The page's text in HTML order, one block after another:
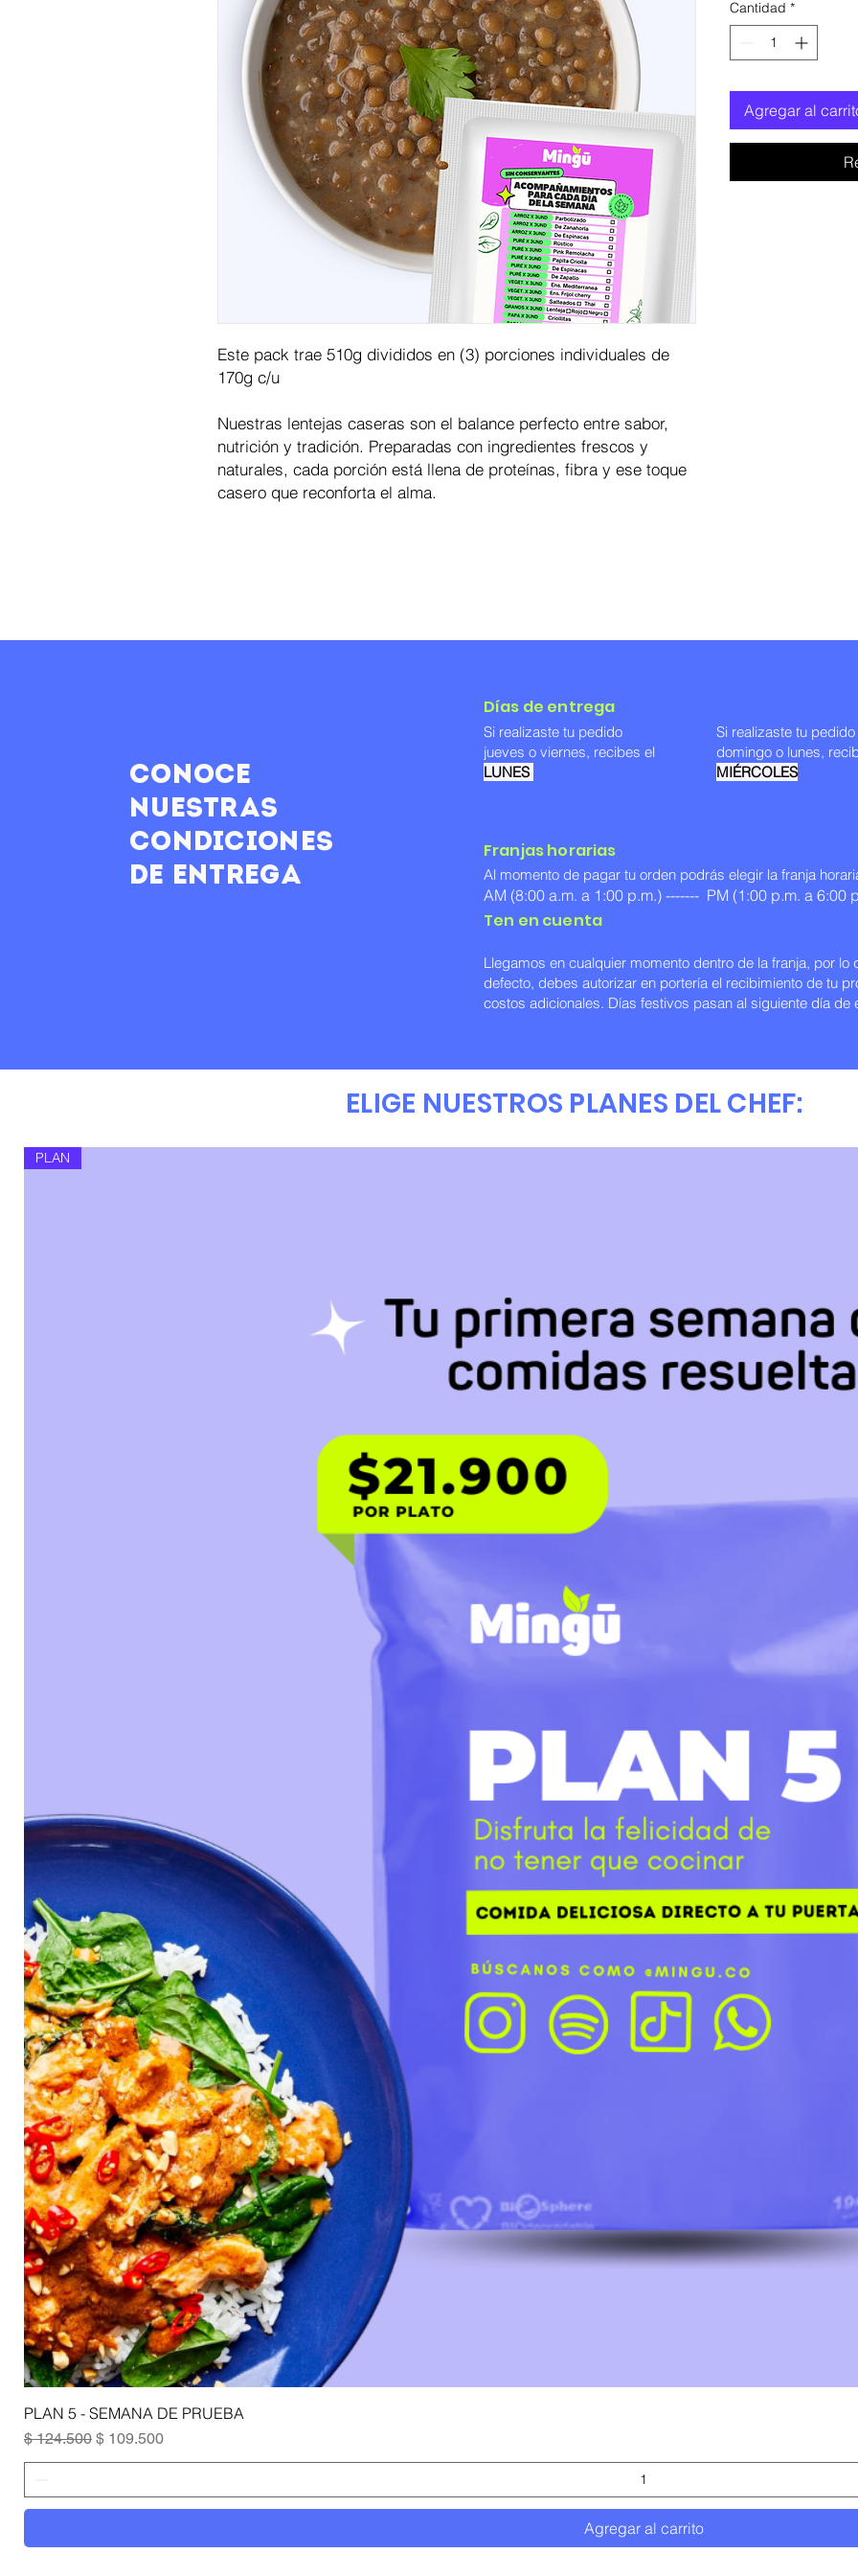
Este pack trae 510g divididos en (3) porciones individuales de
170g c/u
Nuestras lentejas caseras son el balance perfecto entre sabor,
nutrición y tradición. Preparadas con ingredientes frescos y
naturales, cada porción está llena de proteínas, fibra y ese toque
casero que reconforta el alma.
Cantidad *
Agregar al
Conoce
nuestras
condiciones
de entrega
Si realizaste tu pedido
jueves o viernes, recibes el
LUNES
Días de entrega
Si realizaste tu
domingo o lunes,
MIÉRCOLES
Al momento de pagar tu orden podrás elegir la franja
AM (8:00 a.m. a 1:00 p.m.) ------- PM (1:00 p.m. a 6:00
Llegamos en cualquier momento dentro de la franja, por
defecto, debes autorizar en portería el recibimiento de tu
costos adicionales. Días festivos pasan al siguiente día de
Franjas horarias
Ten en cuenta
ELIGE NUESTROS PLANES DEL CHEF:
PLAN
PLAN 5 - SEMANA DE PRUEBA
Precio
$ 124.500 Precio de oferta
$ 109.500
Agregar al carrito